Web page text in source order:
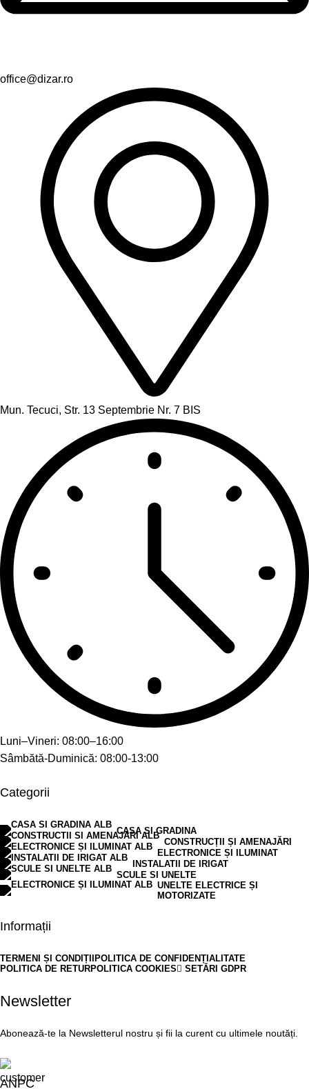
office@dizar.ro
Mun. Tecuci, Str. 13 Septembrie Nr. 7 BIS
Luni–Vineri: 08:00–16:00
Sâmbătă-Duminică: 08:00-13:00
Categorii
CASA SI GRADINA
CONSTRUCȚII ȘI AMENAJĂRI
ELECTRONICE ȘI ILUMINAT
INSTALATII DE IRIGAT
SCULE SI UNELTE
UNELTE ELECTRICE ȘI
MOTORIZATE
Informații
TERMENI ȘI CONDIȚII
POLITICA DE CONFIDENȚIALITATE
POLITICA DE RETURPOLITICA COOKIES SETĂRI GDPR
Newsletter
Abonează-te la Newsletterul nostru și fii la curent cu ultimele noutăți.
ANPC